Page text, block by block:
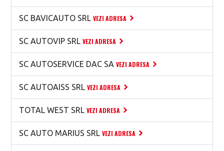
SC BAVICAUTO SRL VEZI ADRESA
SC AUTOVIP SRL VEZI ADRESA
SC AUTOSERVICE DAC SA VEZI ADRESA
SC AUTOAISS SRL VEZI ADRESA
TOTAL WEST SRL VEZI ADRESA
SC AUTO MARIUS SRL VEZI ADRESA